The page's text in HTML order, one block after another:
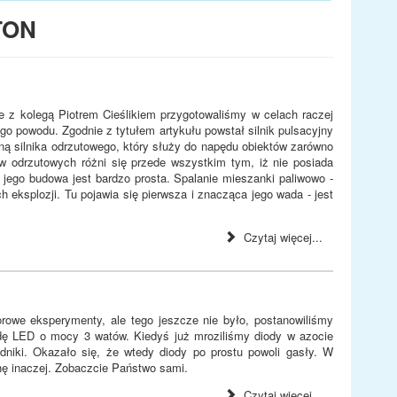
kolegą Piotrem Cieślikiem przygotowaliśmy w celach raczej
powodu. Zgodnie z tytułem artykułu powstał silnik pulsacyjny
silnika odrzutowego, który służy do napędu obiektów zarówno
odrzutowych różni się przede wszystkim tym, iż nie posiada
budowa jest bardzo prosta. Spalanie mieszanki paliwowo -
eksplozji. Tu pojawia się pierwsza i znacząca jego wada - jest
Czytaj więcej...
eksperymenty, ale tego jeszcze nie było, postanowiliśmy
LED o mocy 3 watów. Kiedyś już mroziliśmy diody w azocie
Okazało się, że wtedy diody po prostu powoli gasły. W
inaczej. Zobaczcie Państwo sami.